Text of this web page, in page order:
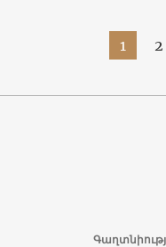
1 2